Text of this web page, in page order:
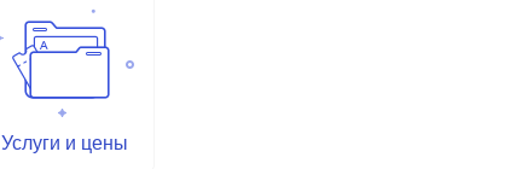
Услуги и цены